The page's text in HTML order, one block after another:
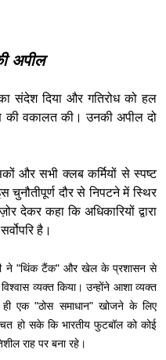
अपील
संदेश दिया और गतिरोध को हल
की वकालत की। उनकी अपील दो
और सभी क्लब कर्मियों से स्पष्ट
दौर से निपटने में स्थिर
देकर कहा कि अधिकारियों द्वारा
है।
ने "थिंक टैंक" और खेल के प्रशासन से
व्यक्त किया। उन्होंने आशा व्यक्त
एक "ठोस समाधान" खोजने के लिए
हो सके कि भारतीय फुटबॉल को कोई
राह पर बना रहे।